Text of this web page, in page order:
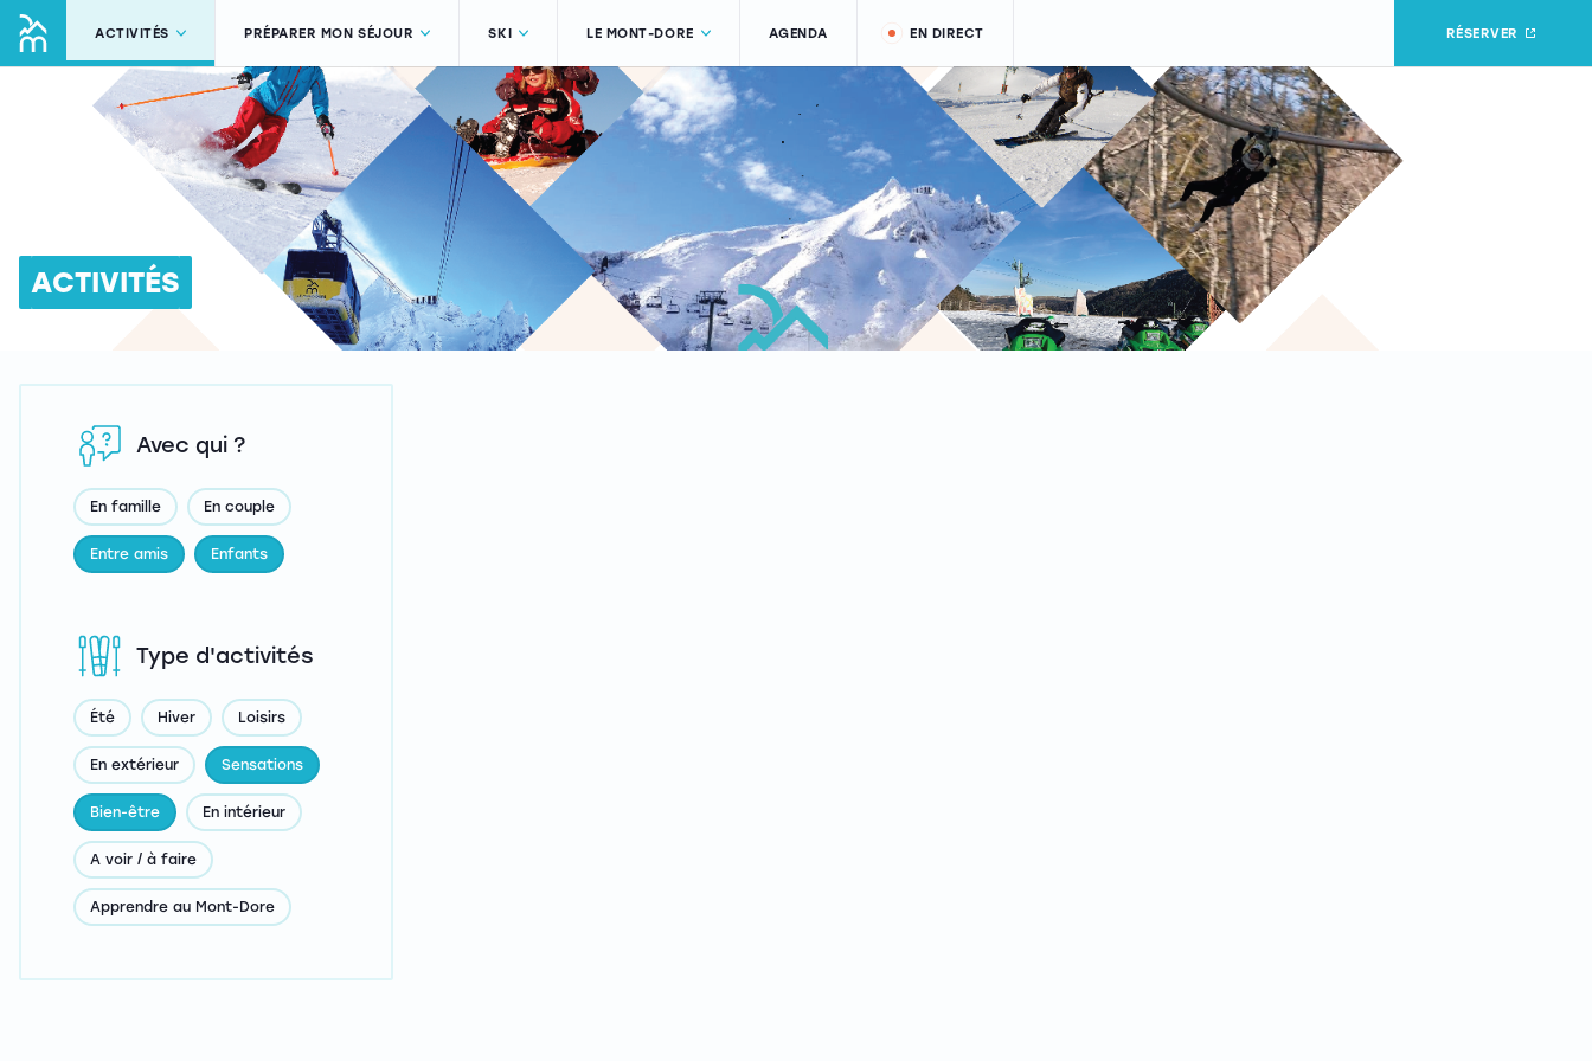
ACTIVITÉS PRÉPARER MON SÉJOUR SKI LE MONT-DORE AGENDA EN DIRECT RÉSERVER
ACTIVITÉS
Type d'activités
Été Hiver Loisirs
En extérieur Sensations
Bien-être En intérieur
A voir / à faire
Apprendre au Mont-Dore
Avec qui ?
En famille En couple
Entre amis Enfants